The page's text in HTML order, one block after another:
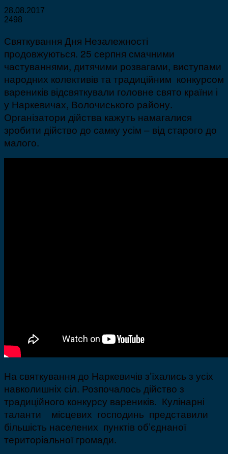
28.08.2017
2498
Святкування Дня Незалежності
продовжуються. 25 серпня смачними
частуваннями, дитячими розвагами, виступами
народних колективів та традиційним конкурсом
вареників відсвяткували головне свято країни і
у Наркевичах, Волочиського району.
Організатори дійства кажуть намагалися
зробити дійство до самку усім – від старого до
малого.
На святкування до Наркевичів з’їхались з усіх
навколишніх сіл. Розпочалось дійство з
традиційного конкурсу вареників. Кулінарні
таланти місцевих господинь представили
більшість населених пунктів об’єднаної
територіальної громади.